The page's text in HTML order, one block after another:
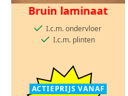
Bruin laminaat
I.c.m. ondervloer
I.c.m. plinten
ACTIEPRIJS VANAF